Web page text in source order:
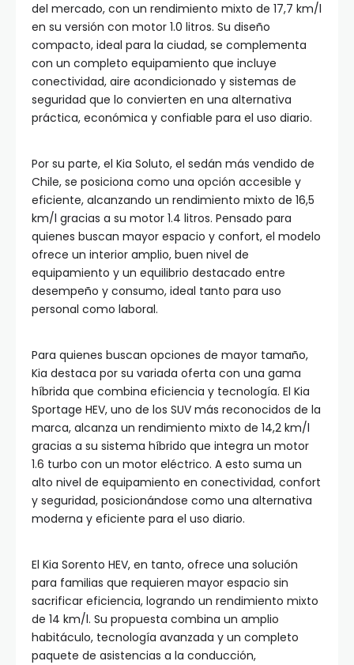
del mercado, con un rendimiento mixto de 17,7 km/l
en su versión con motor 1.0 litros. Su diseño
compacto, ideal para la ciudad, se complementa
con un completo equipamiento que incluye
conectividad, aire acondicionado y sistemas de
seguridad que lo convierten en una alternativa
práctica, económica y confiable para el uso diario.
Por su parte, el Kia Soluto, el sedán más vendido de
Chile, se posiciona como una opción accesible y
eficiente, alcanzando un rendimiento mixto de 16,5
km/l gracias a su motor 1.4 litros. Pensado para
quienes buscan mayor espacio y confort, el modelo
ofrece un interior amplio, buen nivel de
equipamiento y un equilibrio destacado entre
desempeño y consumo, ideal tanto para uso
personal como laboral.
Para quienes buscan opciones de mayor tamaño,
Kia destaca por su variada oferta con una gama
híbrida que combina eficiencia y tecnología. El Kia
Sportage HEV, uno de los SUV más reconocidos de la
marca, alcanza un rendimiento mixto de 14,2 km/l
gracias a su sistema híbrido que integra un motor
1.6 turbo con un motor eléctrico. A esto suma un
alto nivel de equipamiento en conectividad, confort
y seguridad, posicionándose como una alternativa
moderna y eficiente para el uso diario.
El Kia Sorento HEV, en tanto, ofrece una solución
para familias que requieren mayor espacio sin
sacrificar eficiencia, logrando un rendimiento mixto
de 14 km/l. Su propuesta combina un amplio
habitáculo, tecnología avanzada y un completo
paquete de asistencias a la conducción,